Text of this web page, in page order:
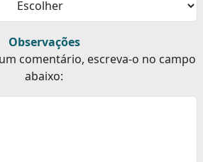
Observações
comentário, escreva-o no campo
abaixo: